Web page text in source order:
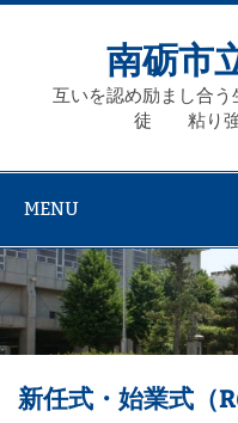
Skip
南砺市
互いを認め励まし合
徒 粘り強
MENU
新任式・始業式（